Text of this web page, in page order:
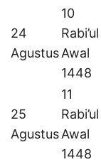
24
Agustus
10
Rabi’ul
Awal
1448
25
Agustus
11
Rabi’ul
Awal
1448